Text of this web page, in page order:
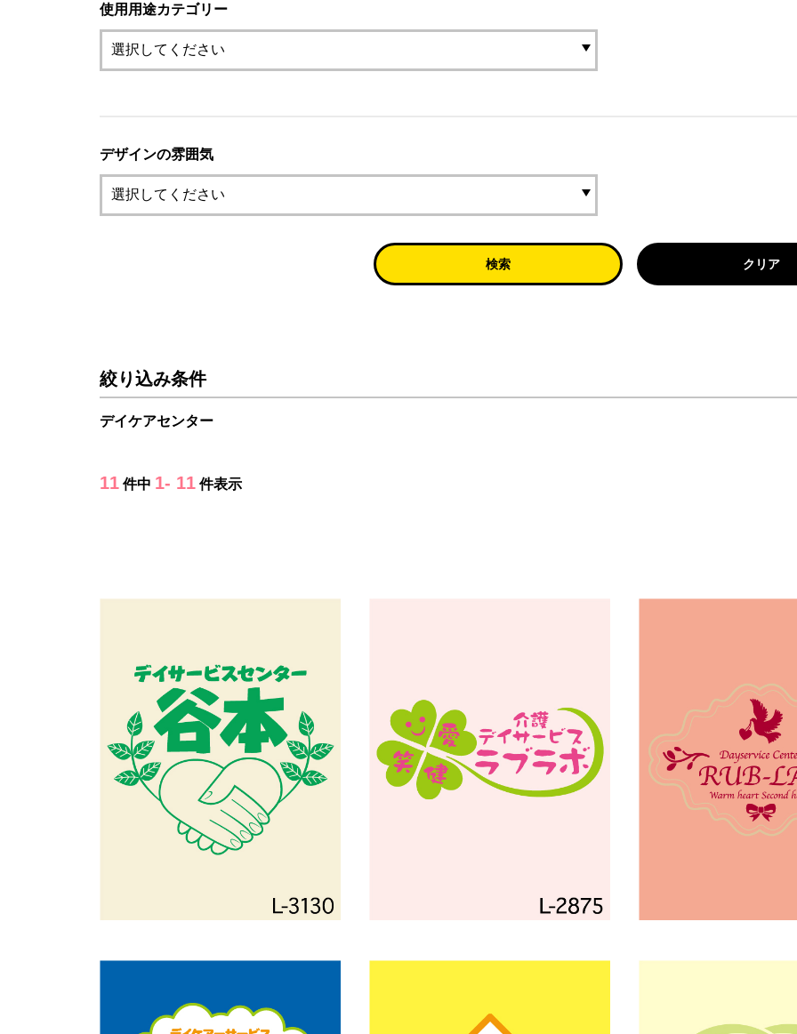
使用用途カテゴリー
デザインの雰囲気
検索 クリア
絞り込み条件
デイケアセンター
11 件中 1- 11 件表示